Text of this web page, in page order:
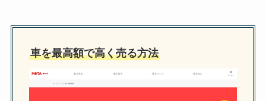
車を最高額で高く売る方法